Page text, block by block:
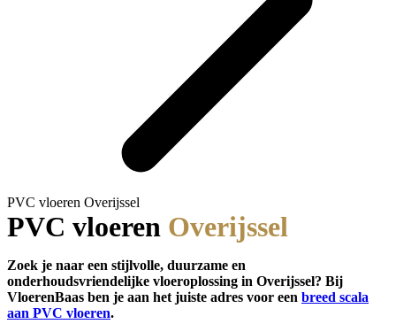
PVC vloeren Overijssel
PVC vloeren Overijssel
Zoek je naar een stijlvolle, duurzame en
onderhoudsvriendelijke vloeroplossing in Overijssel? Bij
VloerenBaas ben je aan het juiste adres voor een breed scala
aan PVC vloeren.